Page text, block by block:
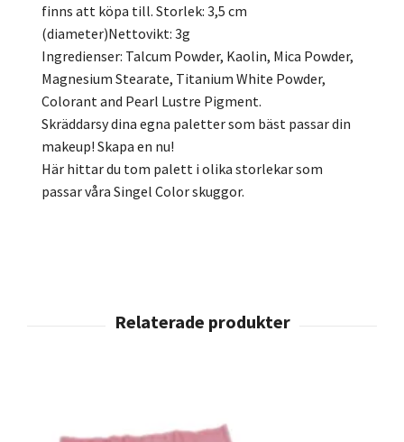
finns att köpa till. Storlek: 3,5 cm
(diameter)Nettovikt: 3g
Ingredienser: Talcum Powder, Kaolin, Mica Powder,
Magnesium Stearate, Titanium White Powder,
Colorant and Pearl Lustre Pigment.
Skräddarsy dina egna paletter som bäst passar din
makeup! Skapa en nu!
Här hittar du tom palett i olika storlekar som
passar våra Singel Color skuggor.